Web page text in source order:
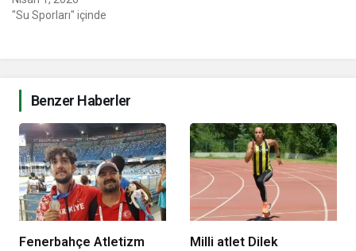
"Su Sporları" içinde
Benzer Haberler
Fenerbahçe Atletizm
Milli atlet Dilek